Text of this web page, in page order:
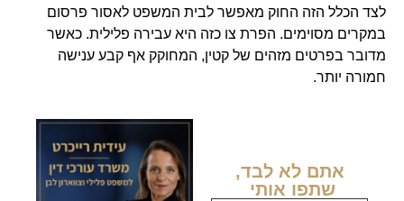
לצד הכלל הזה החוק מאפשר לבית המשפט לאסור פרסום
במקרים מסוימים. הפרת צו כזה היא עבירה פלילית. כאשר
מדובר בפרטים מזהים של קטין, המחוקק אף קבע ענישה
חמורה יותר.
אתם לא לבד,
שתפו אותי ​